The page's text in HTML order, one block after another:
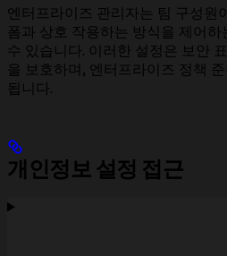
엔터프라이즈 관리자는 팀 구성원
폼과 상호 작용하는 방식을 제어
수 있습니다. 이러한 설정은 보안
을 보호하며, 엔터프라이즈 정책
됩니다.
개인정보 설정 접근